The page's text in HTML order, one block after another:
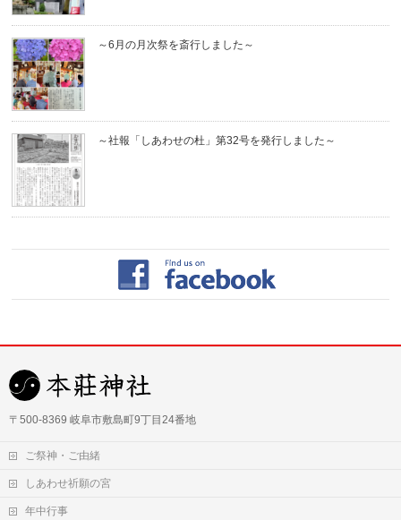
～6月の月次祭を斎行しました～
～社報「しあわせの杜」第32号を発行しました～
〒500-8369 岐阜市敷島町9丁目24番地
ご祭神・ご由緒
しあわせ祈願の宮
年中行事